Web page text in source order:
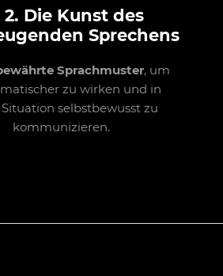
2. Die Kunst des
Sprechens
Sprachmuster, um
zu wirken und in
selbstbewusst zu
kommunizieren.